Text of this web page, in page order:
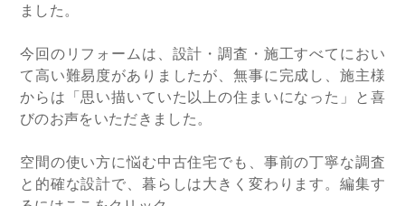
ました。
今回のリフォームは、設計・調査・施工すべてにおい
て高い難易度がありましたが、無事に完成し、施主様
からは「思い描いていた以上の住まいになった」と喜
びのお声をいただきました。
空間の使い方に悩む中古住宅でも、事前の丁寧な調査
と的確な設計で、暮らしは大きく変わります。編集す